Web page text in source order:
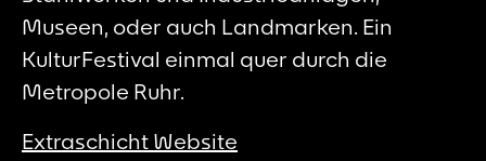
Museen, oder auch Landmarken. Ein
KulturFestival einmal quer durch die
Metropole Ruhr.
Extraschicht Website